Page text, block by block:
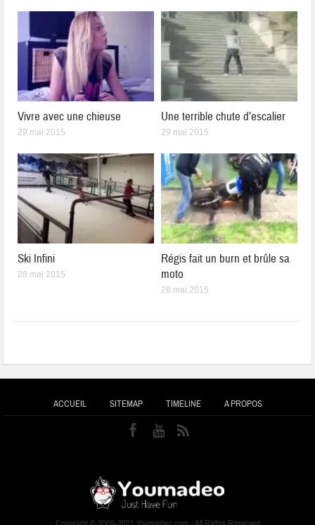
Vivre avec une chieuse
29 mai 2015
Une terrible chute d’escalier
29 mai 2015
Ski Infini
28 mai 2015
Régis fait un burn et brûle sa
moto
28 mai 2015
ACCUEIL SITEMAP TIMELINE A PROPOS